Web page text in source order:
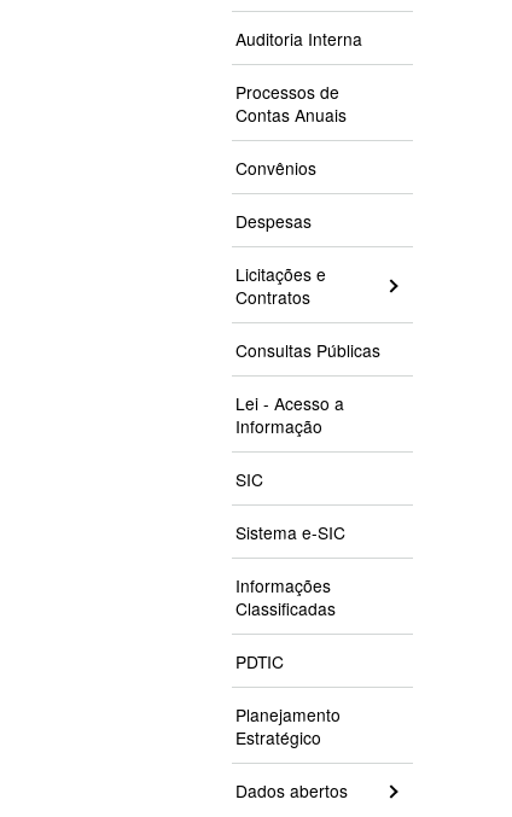
Auditoria Interna
Processos de
Contas Anuais
Convênios
Despesas
Licitações e
Contratos
Consultas Públicas
Lei - Acesso a
Informação
SIC
Sistema e-SIC
Informações
Classificadas
PDTIC
Planejamento
Estratégico
Dados abertos